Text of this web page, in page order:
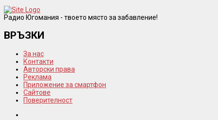
Радио Югомания - твоето място за забавление!
ВРЪЗКИ
За нас
Контакти
Авторски права
Реклама
Приложение за смартфон
Сайтове
Поверителност